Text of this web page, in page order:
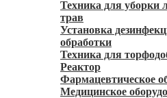
Техника для уборки
трав
Установка
обработки
Техника для
Реактор
Фармацевтическое
Медицинское